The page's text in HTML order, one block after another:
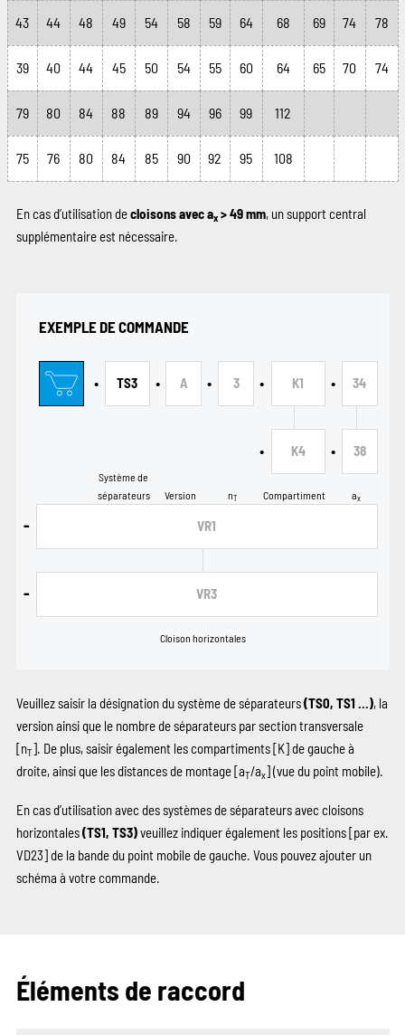
43 44 48 49 54 58 59 64 68 69 74 78
39 40 44 45 50 54 55 60 64 65 70 74
79 80 84 88 89 94 96 99 112
75 76 80 84 85 90 92 95 108
En cas d’utilisation decloisons avec ax> 49 mm, un support central
supplémentaire est nécessaire.
EXEMPLE DE COMMANDE
• TS3
Système de
séparateurs
• A
Version
• 3
nT
• K1
• K4
Compartiment
• 34
• 38
ax
- VR1
- VR3
Cloison horizontales
Veuillez saisir la désignation du système de séparateurs(TS0, TS1 …), la
version ainsi que le nombre de séparateurs par section transversale
[nT]. De plus, saisir également les compartiments[K]de gauche à
droite, ainsi que les distances de montage [aT/ax] (vue du point mobile).
En cas d’utilisation avec des systèmes de séparateurs avec cloisons
horizontales(TS1, TS3)veuillez indiquer également les positions[par ex.
VD23]de la bande du point mobile de gauche. Vous pouvez ajouter un
schéma à votre commande.
Éléments de raccord